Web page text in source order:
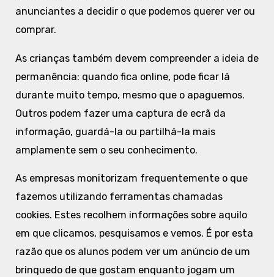
anunciantes a decidir o que podemos querer ver ou
comprar.
As crianças também devem compreender a ideia de
permanência: quando fica online, pode ficar lá
durante muito tempo, mesmo que o apaguemos.
Outros podem fazer uma captura de ecrã da
informação, guardá-la ou partilhá-la mais
amplamente sem o seu conhecimento.
As empresas monitorizam frequentemente o que
fazemos utilizando ferramentas chamadas
cookies. Estes recolhem informações sobre aquilo
em que clicamos, pesquisamos e vemos. É por esta
razão que os alunos podem ver um anúncio de um
brinquedo de que gostam enquanto jogam um